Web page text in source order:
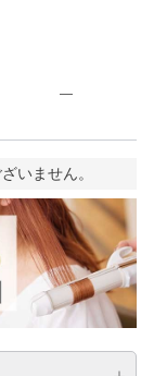
—
いません。